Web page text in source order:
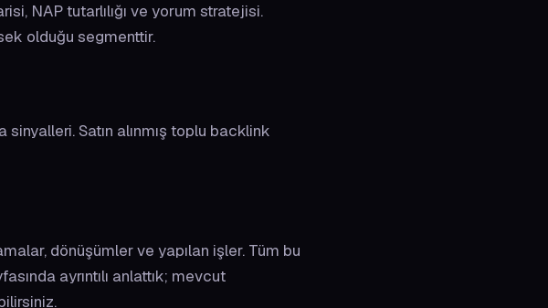
NAP tutarlılığı ve yorum stratejisi.
olduğu segmenttir.
Satın alınmış toplu backlink
dönüşümler ve yapılan işler. Tüm bu
ayrıntılı anlattık; mevcut